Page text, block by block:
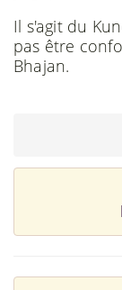
Il s'agit du
pas être
Bhajan.